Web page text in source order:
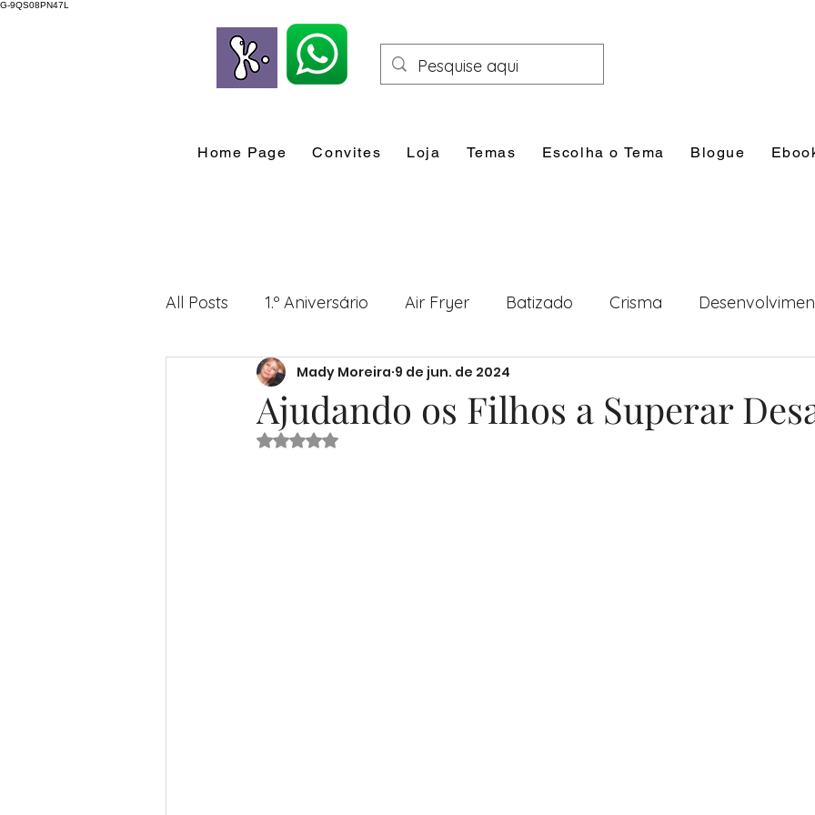
G-9QS08PN47L
Home Page Convites Loja Temas Escolha o Tema Blogue
All Posts 1.º Aniversário Air Fryer Batizado Crisma
Desenvolvimento Profissional Festas
Receitas Ser Mulher
Ajudando os Filhos a Superar
Mady Moreira 9 de jun. de 2024
Avaliado com NaN de 5 estrelas.